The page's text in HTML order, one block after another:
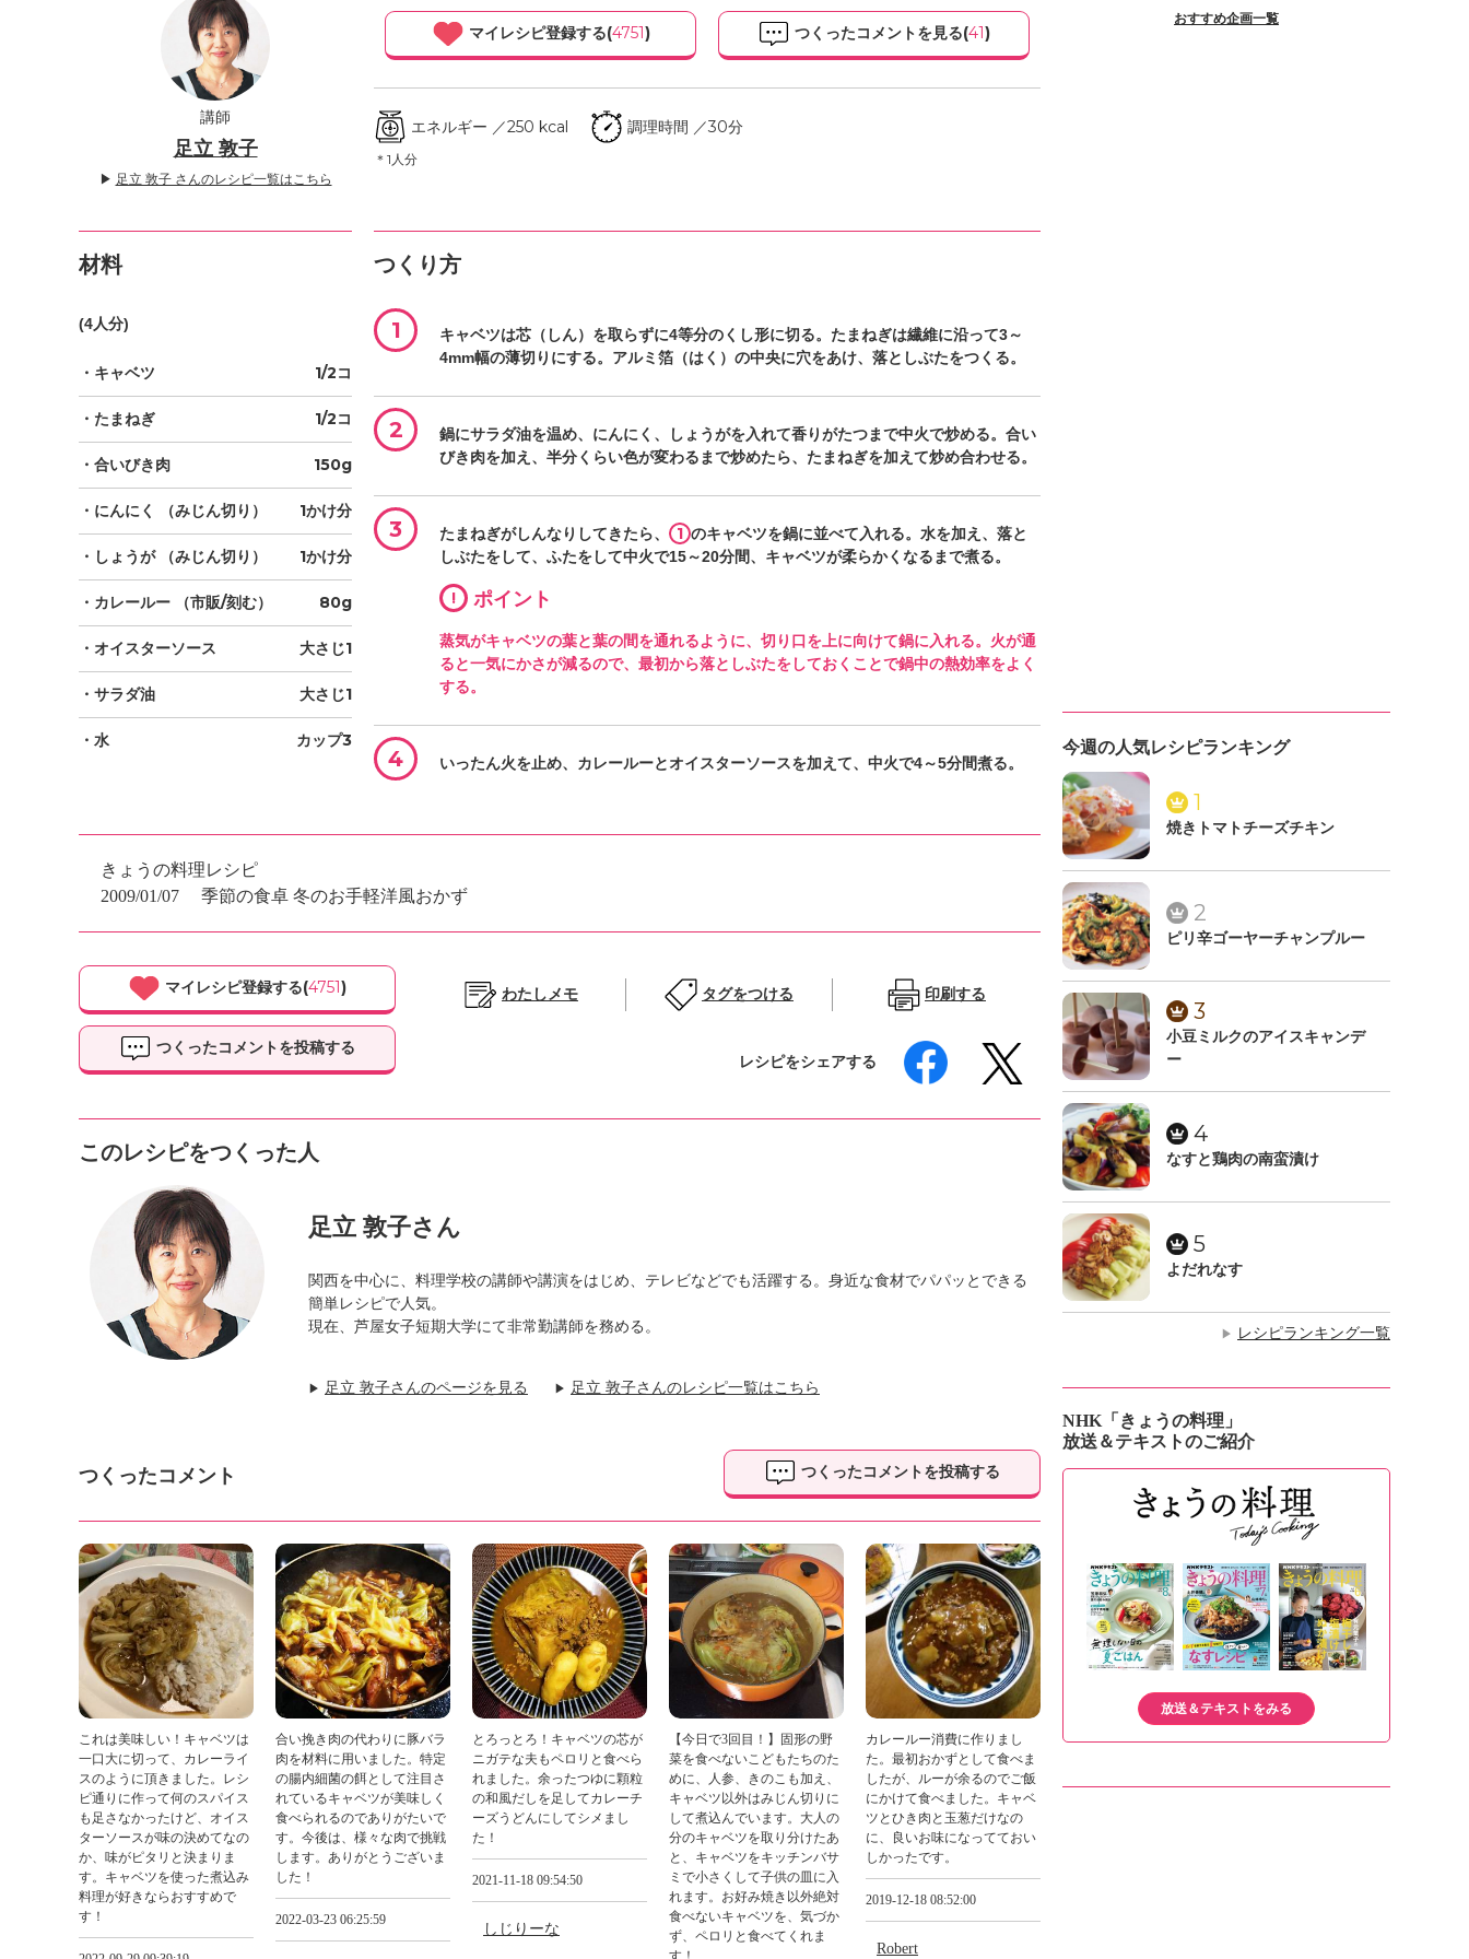
講師
足立 敦子
▶ 足立 敦子 さんのレシピ一覧はこちら
マイレシピ登録する(4751) つくったコメントを見る(41)
エネルギー ／250 kcal
＊1人分
調理時間 ／30分
材料
(4人分)
・キャベツ 1/2コ
・たまねぎ 1/2コ
・合いびき肉 150g
・にんにく （みじん切り） 1かけ分
・しょうが（みじん切り） 1かけ分
・カレールー （市販/刻む） 80g
・オイスターソース 大さじ1
・サラダ油 大さじ1
・水 カップ3
つくり方
1
キャベツは芯（しん）を取らずに4等分のくし形に切る。たまねぎは繊維に沿って3～
4mm幅の薄切りにする。アルミ箔（はく）の中央に穴をあけ、落としぶたをつくる。
2
鍋にサラダ油を温め、にんにく、しょうがを入れて香りがたつまで中火で炒める。合い
びき肉を加え、半分くらい色が変わるまで炒めたら、たまねぎを加えて炒め合わせる。
3 たまねぎがしんなりしてきたら、 1 のキャベツを鍋に並べて入れる。水を加え、落と
しぶたをして、ふたをして中火で15～20分間、キャベツが柔らかくなるまで煮る。
! ポイント
蒸気がキャベツの葉と葉の間を通れるように、切り口を上に向けて鍋に入れる。火が通
ると一気にかさが減るので、最初から落としぶたをしておくことで鍋中の熱効率をよく
する。
4 いったん火を止め、カレールーとオイスターソースを加えて、中火で4～5分間煮る。
きょうの料理レシピ
2009/01/07
季節の食卓 冬のお手軽洋風おかず
マイレシピ登録する(4751)
つくったコメントを投稿する
わたしメモ タグをつける 印刷する
レシピをシェアする
このレシピをつくった人
足立 敦子さん
関西を中心に、料理学校の講師や講演をはじめ、テレビなどでも活躍する。身近な食材でパパッとできる
簡単レシピで人気。
現在、芦屋女子短期大学にて非常勤講師を務める。
▶ 足立 敦子さんのページを見る ▶ 足立 敦子さんのレシピ一覧はこちら
つくったコメント つくったコメントを投稿する
これは美味しい！キャベツは
一口大に切って、カレーライ
スのように頂きました。レシ
ピ通りに作って何のスパイス
も足さなかったけど、オイス
ターソースが味の決めてなの
か、味がピタリと決まりま
す。キャベツを使った煮込み
料理が好きならおすすめで
す！
合い挽き肉の代わりに豚バラ
肉を材料に用いました。特定
の腸内細菌の餌として注目さ
れているキャベツが美味しく
食べられるのでありがたいで
す。今後は、様々な肉で挑戦
します。ありがとうございま
した！
2022-03-23 06:25:59
とろっとろ！キャベツの芯が
ニガテな夫もペロリと食べら
れました。余ったつゆに顆粒
の和風だしを足してカレーチ
ーズうどんにしてシメまし
た！
2021-11-18 09:54:50
しじりーな
【今日で3回目！】固形の野
菜を食べないこどもたちのた
めに、人参、きのこも加え、
キャベツ以外はみじん切りに
して煮込んでいます。大人の
分のキャベツを取り分けたあ
と、キャベツをキッチンバサ
ミで小さくして子供の皿に入
れます。お好み焼き以外絶対
食べないキャベツを、気づか
ず、ペロリと食べてくれま
す！
カレールー消費に作りまし
た。最初おかずとして食べま
したが、ルーが余るのでご飯
にかけて食べました。キャベ
ツとひき肉と玉葱だけなの
に、良いお味になってておい
しかったです。
2019-12-18 08:52:00
Robert
おすすめ企画一覧
今週の人気レシピランキング
1
焼きトマトチーズチキン
2
ピリ辛ゴーヤーチャンプルー
3
小豆ミルクのアイスキャンデ
ー
4
なすと鶏肉の南蛮漬け
5
よだれなす
▶ レシピランキング一覧
NHK「きょうの料理」
放送＆テキストのご紹介
放送＆テキストをみる